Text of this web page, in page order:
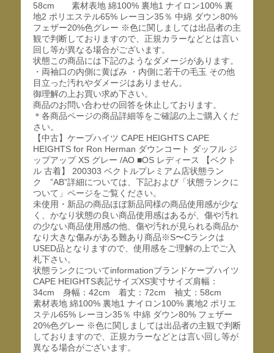
58cm 素材表地 綿100% 裏地1 ナイロン100% 裏
地2 ポリエステル65% レーヨン35％ 中綿 ダウン80%
フェザー20%色グレー ※色に関しましては出品者の主
観で判断しておりますので、正規カラーなどとは言い
回し等が異なる場合がございます。
状態この商品には下記のようなダメージがあります。
・両袖口の内側に黄ばみ ・内側に若干の毛玉 その他
目立った汚れやダメージはありません。
御理解の上お買い求め下さい。
商品のお問い合わせの回答を休止しております。
＊各商品ページの商品詳細等をご確認の上ご購入くだ
さい。
【中古】ケープハイツ CAPE HEIGHTS CAPE
HEIGHTS for Ron Herman ダウンコート ダッフル ジ
ップアップ XS グレー /AO ■OS レディース 【ベクト
ル 古着】 200303 ベクトルプレミアム店状態ラン
ク ”AB”詳細については、下記および「状態ランクに
ついて」ページをご覧ください。
未使用・新品の商品ほぼ新品同様の商品使用感が少な
く、かなり状態の良い商品使用感はあるが、傷や汚れ
の少ない商品使用感の他、傷や汚れが見られる商品か
なり大きな傷みがある難あり商品※S〜Cランクは
USED品となりますので、使用感をご理解の上でご入
札下さい。
状態ランクについてinformationブランドケープハイツ
CAPE HEIGHTS表記サイズXS実寸サイズ肩幅：
34cm 身幅：42cm 着丈：72cm 袖丈：58cm
素材表地 綿100% 裏地1 ナイロン100% 裏地2 ポリエ
ステル65% レーヨン35％ 中綿 ダウン80% フェザー
20%色グレー ※色に関しましては出品者の主観で判断
しておりますので、正規カラーなどとは言い回し等が
異なる場合がございます。